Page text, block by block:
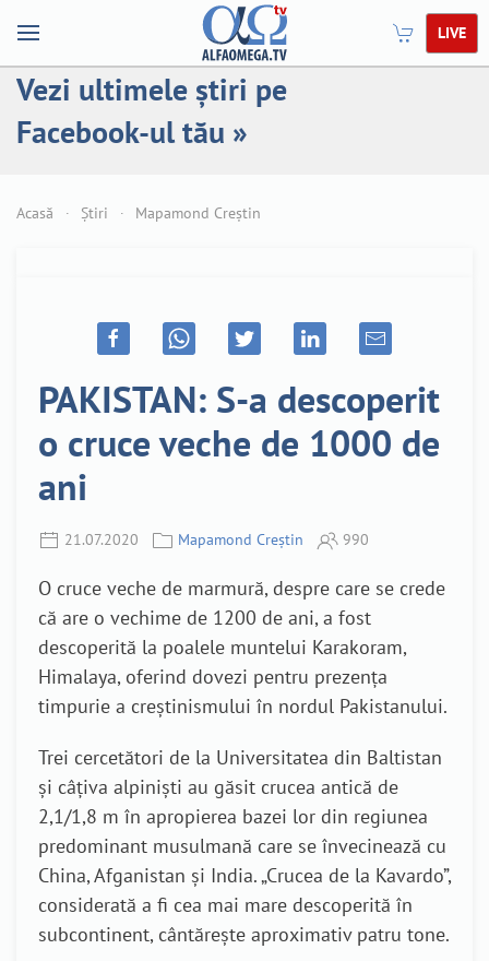
LIVE
Vezi ultimele știri pe
Facebook-ul tău »
Acasă Știri Mapamond Creștin
PAKISTAN: S-a descoperit
o cruce veche de 1000 de
ani
21.07.2020 Mapamond Creștin 990
O cruce veche de marmură, despre care se crede
că are o vechime de 1200 de ani, a fost
descoperită la poalele muntelui Karakoram,
Himalaya, oferind dovezi pentru prezența
timpurie a creștinismului în nordul Pakistanului.
Trei cercetători de la Universitatea din Baltistan
și câțiva alpiniști au găsit crucea antică de
2,1/1,8 m în apropierea bazei lor din regiunea
predominant musulmană care se învecinează cu
China, Afganistan și India. „Crucea de la Kavardo”,
considerată a fi cea mai mare descoperită în
subcontinent, cântărește aproximativ patru tone.